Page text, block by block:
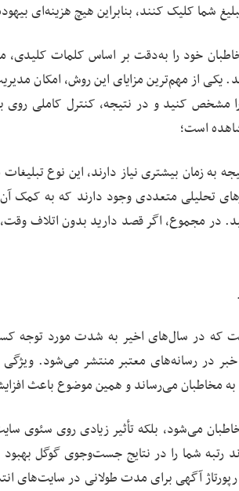
شما کلیک کنند، بنابراین هیچ هزینه‌ای
خود را به‌دقت بر اساس کلمات کلیدی،
یکی از مهم‌ترین مزایای این روش، امکان
مشخص کنید و در نتیجه، کنترل کاملی روی
است؛
به زمان بیشتری نیاز دارند، این نوع
تحلیلی متعددی وجود دارند که به کمک
در مجموع، اگر قصد دارید بدون اتلاف
که در سال‌های اخیر به ‌شدت مورد توجه
خبر در رسانه‌های معتبر منتشر می‌شود.
مخاطبان می‌رساند و همین موضوع باعث
می‌شود، بلکه تأثیر زیادی روی سئوی
رتبه‌ شما را در نتایج جست‌وجوی گوگل
آگهی برای مدت طولانی در سایت‌های